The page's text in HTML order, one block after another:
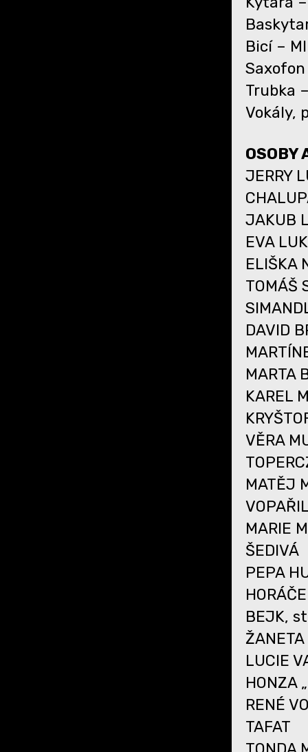
Bicí –
Trubka
Vokály,
OSOBY
JERRY
JAKUB
EVA
ELIŠKA
TOMÁŠ
DAVID
MARTA
KAREL
VĚRA
MATĚJ
MARIE
ŠEDIVÁ
PEPA
BEJK,
LUCIE
HONZA
RENÉ
TAFAT